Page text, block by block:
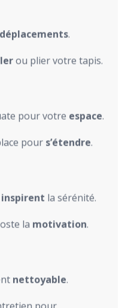
déplacements.
ou plier votre tapis.
pour votre espace.
pour s’étendre.
inspirent la sérénité.
la motivation.
nettoyable.